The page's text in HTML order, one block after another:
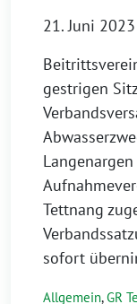
21. Juni 2023
gest­ri­gen
Tettnang
sofort
Allgemein,GR